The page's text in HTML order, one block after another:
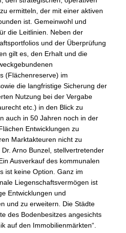
ermitteln, der mit einer aktiven
ist. Gemeinwohl und
die Leitlinien. Neben der
und der Überprüfung
gilt es, den Erhalt und die
(Flächenreserve) im
die langfristige Sicherung der
Nutzung bei der Vergabe
etc.) in den Blick zu
auch in 50 Jahren noch in der
Entwicklungen zu
Marktakteuren nicht zu
Arno Bunzel, stellvertretender
Ausverkauf des kommunalen
ist keine Option. Ganz im
Liegenschaftsvermögen ist
Entwicklungen und
und zu erweitern. Die Städte
des Bodenbesitzes angesichts
auf den Immobilienmärkten“.